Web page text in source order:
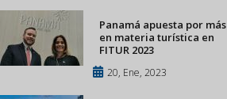
Panamá apuesta por más
en materia turística en
FITUR 2023
20, Ene, 2023